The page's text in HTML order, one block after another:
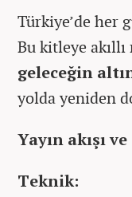
Türkiye’de her
Bu kitleye
geleceğin
yolda yeniden
Yayın akışı
Teknik: